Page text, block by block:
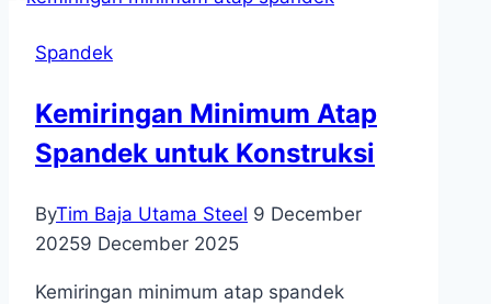
Spandek
Kemiringan Minimum Atap
Spandek untuk Konstruksi
ByTim Baja Utama Steel 9 December
20259 December 2025
Kemiringan minimum atap spandek